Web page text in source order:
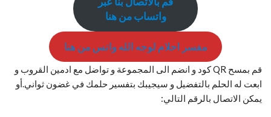
واتساب من هنا
مفسر احلام لوجه الله واتس من هنا
قم بمسح QR كود و انضم الى المجموعة و تواضل مع ادمين القروب و
ابعت له الحلم بالتفضيل و سيجيبك بتفسير حلمك في غضون ثواني.أو
يمكن الاتصال بالرقم التالي: